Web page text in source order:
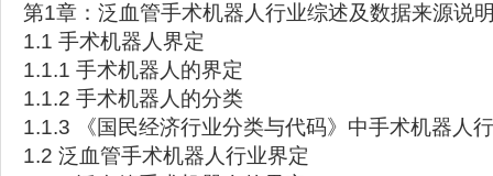
第1章：泛血管手术机器人行业综述及数据来源说
1.1 手术机器人界定
1.1.1 手术机器人的界定
1.1.2 手术机器人的分类
1.1.3 《国民经济行业分类与代码》中手术机器人
1.2 泛血管手术机器人行业界定